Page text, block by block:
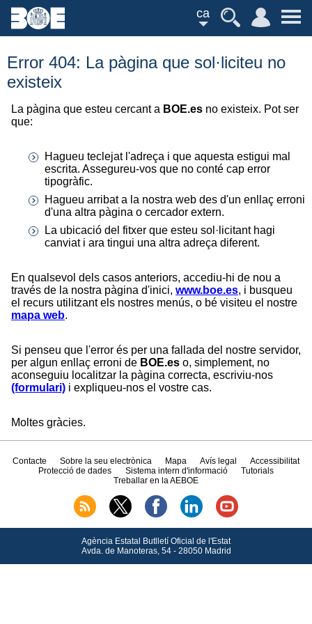
ca
Error 404: La pàgina que sol·liciteu no
existeix
La pàgina que esteu cercant a BOE.es no existeix. Pot ser
que:
Hagueu teclejat l'adreça i que aquesta estigui mal
escrita. Assegureu-vos que no conté cap error
tipogràfic.
Hagueu arribat a la nostra web des d'un enllaç erroni
d'una altra pàgina o cercador extern.
La ubicació del fitxer que esteu sol·licitant hagi
canviat i ara tingui una altra adreça diferent.
En qualsevol dels casos anteriors, accediu-hi de nou a
través de la nostra pàgina d'inici, www.boe.es, i busqueu
el recurs utilitzant els nostres menús, o bé visiteu el nostre
mapa web.
Si penseu que l'error és per una fallada del nostre servidor,
per algun enllaç erroni de BOE.es o, simplement, no
aconseguiu localitzar la pàgina correcta, escriviu-nos
(formulari) i expliqueu-nos el vostre cas.
Moltes gràcies.
Contacte Sobre la seu electrònica Mapa Avís legal
Accessibilitat
Protecció de dades
Sistema intern d'informació
Tutorials
Treballar en la AEBOE
Agència Estatal Butlletí Oficial de l'Estat
Avda.de Manoteras, 54 - 28050 Madrid